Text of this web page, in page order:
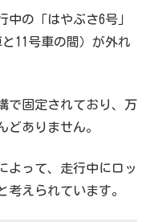
の「はやぶさ6号」
11号車の間）が外れ
で固定されており、万
どありません。
よって、走行中にロッ
考えられています。